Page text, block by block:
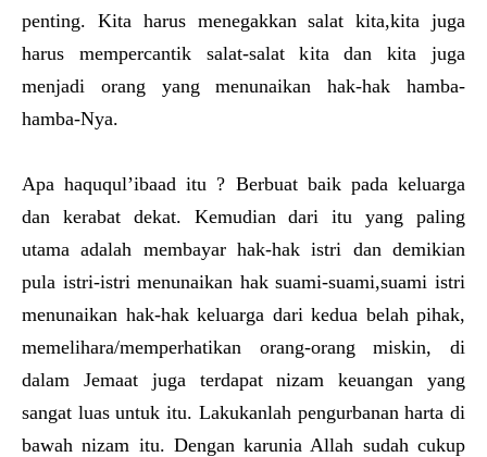
penting. Kita harus menegakkan salat kita,kita juga
harus mempercantik salat-salat kita dan kita juga
menjadi orang yang menunaikan hak-hak hamba-
hamba-Nya.
Apa haququl’ibaad itu ? Berbuat baik pada keluarga
dan kerabat dekat. Kemudian dari itu yang paling
utama adalah membayar hak-hak istri dan demikian
pula istri-istri menunaikan hak suami-suami,suami istri
menunaikan hak-hak keluarga dari kedua belah pihak,
memelihara/memperhatikan orang-orang miskin, di
dalam Jemaat juga terdapat nizam keuangan yang
sangat luas untuk itu. Lakukanlah pengurbanan harta di
bawah nizam itu. Dengan karunia Allah sudah cukup